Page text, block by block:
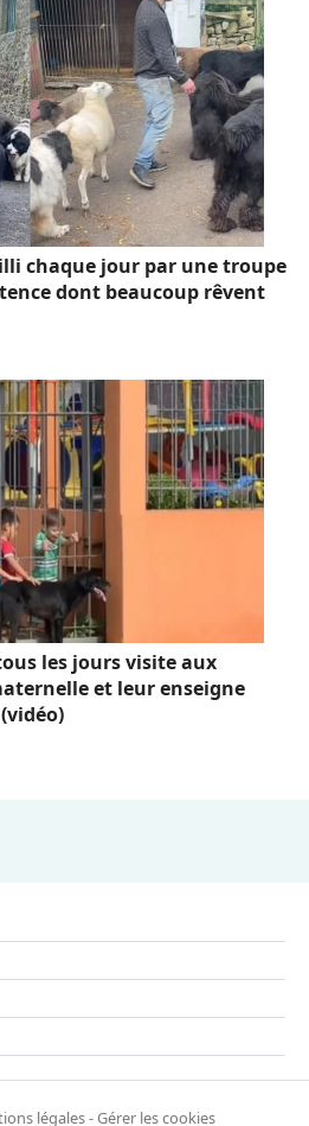
chaque jour par une troupe
dont beaucoup rêvent
les jours visite aux
et leur enseigne
légales-Gérer les cookies